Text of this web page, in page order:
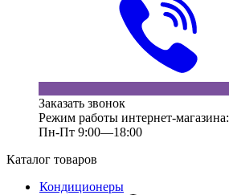
Заказать звонок
Режим работы интернет-магазина:
Пн-Пт 9:00—18:00
Каталог товаров
Кондиционеры